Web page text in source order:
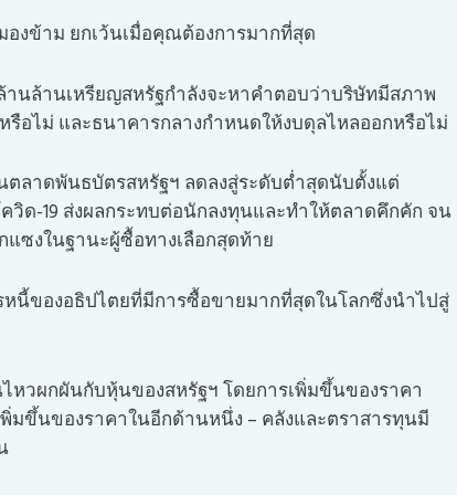
งข้าม ยกเว้นเมื่อคุณต้องการมากที่สุด
นล้านเหรียญสหรัฐกำลังจะหาคำตอบว่าบริษัทมีสภาพ
อไม่ และธนาคารกลางกำหนดให้งบดุลไหลออกหรือไม่
ตลาดพันธบัตรสหรัฐฯ ลดลงสู่ระดับต่ำสุดนับตั้งแต่
วิด-19 ส่งผลกระทบต่อนักลงทุนและทำให้ตลาดคึกคัก จน
แซงในฐานะผู้ซื้อทางเลือกสุดท้าย
นี้ของอธิปไตยที่มีการซื้อขายมากที่สุดในโลกซึ่งนำไปสู่
หวผกผันกับหุ้นของสหรัฐฯ โดยการเพิ่มขึ้นของราคา
ขึ้นของราคาในอีกด้านหนึ่ง – คลังและตราสารทุนมี